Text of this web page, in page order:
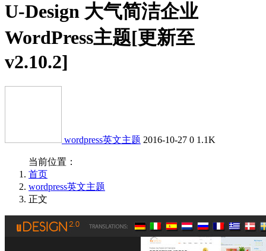
U-Design 大气简洁企业
WordPress主题[更新至
v2.10.2]
wordpress英文主题 2016-10-27 0 1.1K
当前位置：
首页
wordpress英文主题
正文